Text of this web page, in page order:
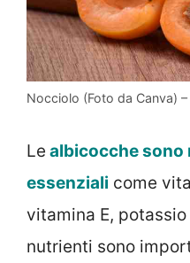
Nocciolo (Foto da Canva)
Le albicocche sono
essenziali come
vitamina E,
nutrienti sono